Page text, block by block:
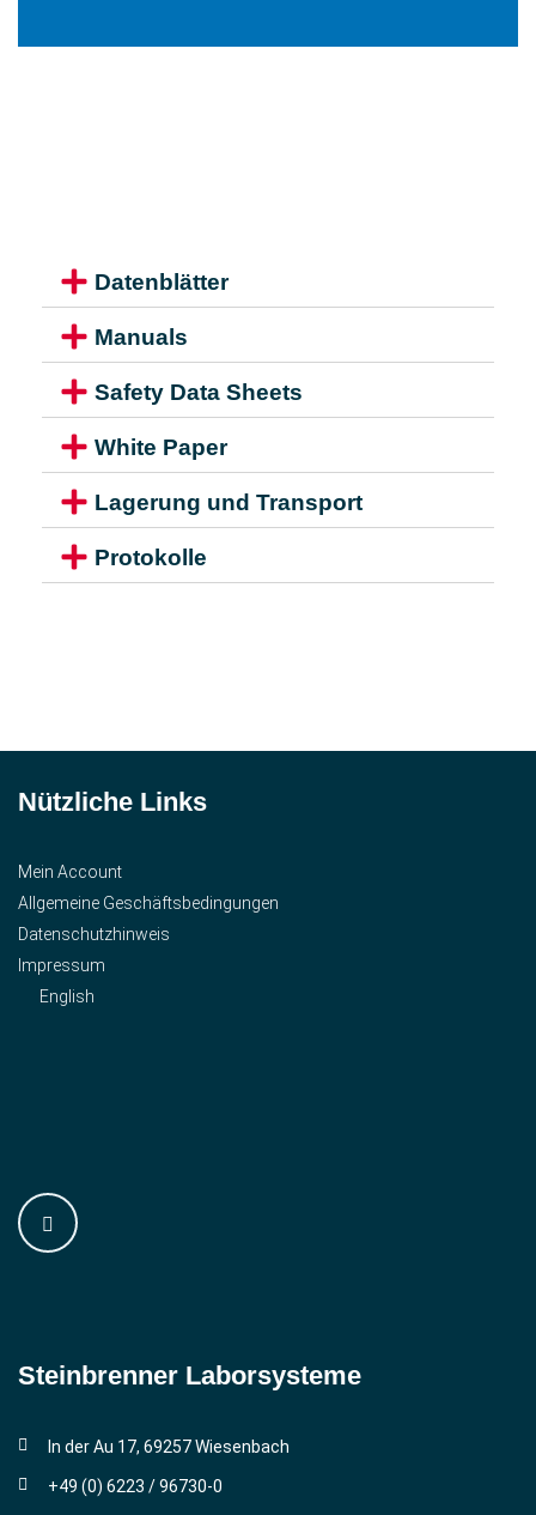
Datenblätter
Manuals
Safety Data Sheets
White Paper
Lagerung und Transport
Protokolle
Nützliche Links
Mein Account
Allgemeine Geschäftsbedingungen
Datenschutzhinweis
Impressum
English
Steinbrenner ­Laborsysteme
In der Au 17, 69257 Wiesenbach
+49 (0) 6223 / 96730-0